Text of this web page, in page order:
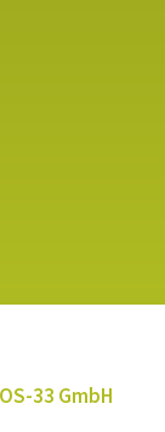
33 GmbH